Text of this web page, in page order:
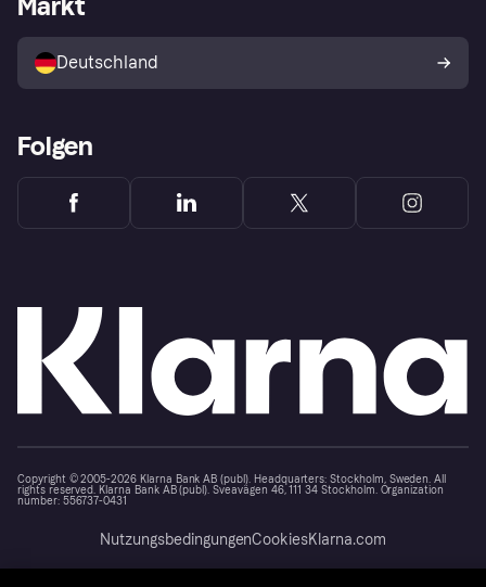
Shops entdecken
Käuferschutzrichtlinie
Dein Widerrufsrecht
Deutschland
Folgen
Copyright © 2005-2026 Klarna Bank AB (publ). Headquarters: Stockholm, Sweden. All
rights reserved. Klarna Bank AB (publ). Sveavägen 46, 111 34 Stockholm. Organization
number: 556737-0431
NutzungsbedingungenCookiesKlarna.com